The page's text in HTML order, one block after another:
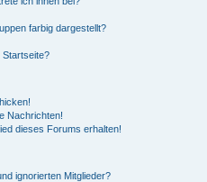
farbig dargestellt?
Startseite?
Nachrichten!
dieses Forums erhalten!
ignorierten Mitglieder?